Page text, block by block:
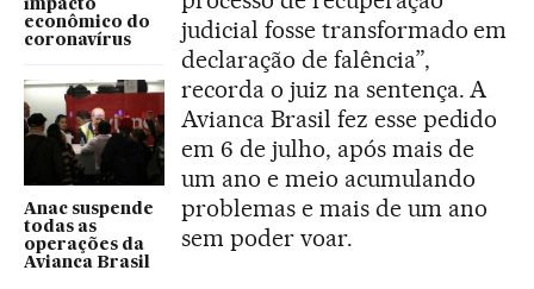
impacto
econômico do
coronavírus
Anac suspende
todas as
operações da
Avianca Brasil
judicial fosse transformado em
declaração de falência”,
recorda o juiz na sentença. A
Avianca Brasil fez esse pedido
em 6 de julho, após mais de
um ano e meio acumulando
problemas e mais de um ano
sem poder voar.